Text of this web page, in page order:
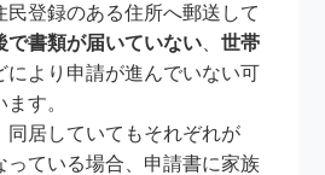
民登録のある住所へ郵送して
で書類が届いていない 、世帯
により申請が進んでいない可
す。
同居していてもそれぞれが
っている場合、申請書に家族